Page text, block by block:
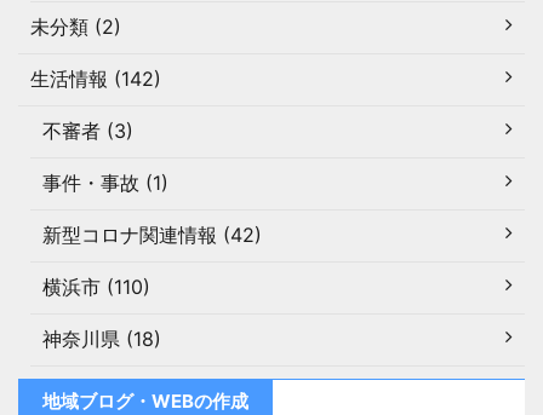
未分類 (2)
生活情報 (142)
不審者 (3)
事件・事故 (1)
新型コロナ関連情報 (42)
横浜市 (110)
神奈川県 (18)
地域ブログ・WEBの作成